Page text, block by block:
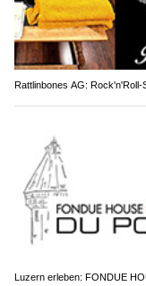
Rattlinbones AG:
Luzern erleben: FONDUE